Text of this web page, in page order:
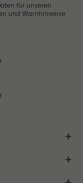
für unseren
und Warnhinweise